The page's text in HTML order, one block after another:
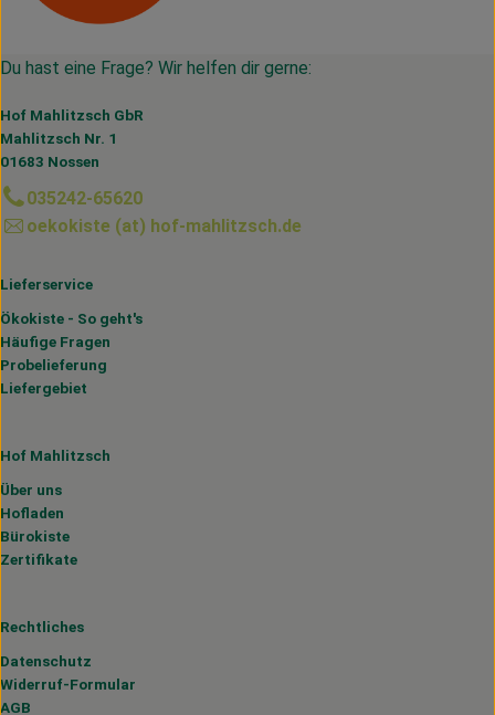
Du hast eine Frage? Wir helfen dir gerne:
Hof Mahlitzsch GbR
Mahlitzsch Nr. 1
01683 Nossen
035242-65620
oekokiste (at) hof-mahlitzsch.de
Lieferservice
Ökokiste - So geht's
Häufige Fragen
Probelieferung
Liefergebiet
Hof Mahlitzsch
Über uns
Hofladen
Bürokiste
Zertifikate
Rechtliches
Datenschutz
Widerruf-Formular
AGB